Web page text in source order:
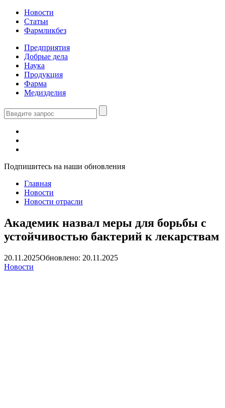
Новости
Статьи
Фармликбез
Предприятия
Добрые дела
Наука
Продукция
Фарма
Медизделия
Подпишитесь на наши обновления
Главная
Новости
Новости отрасли
Академик назвал меры для борьбы с
устойчивостью бактерий к лекарствам
20.11.2025Обновлено: 20.11.2025
Новости